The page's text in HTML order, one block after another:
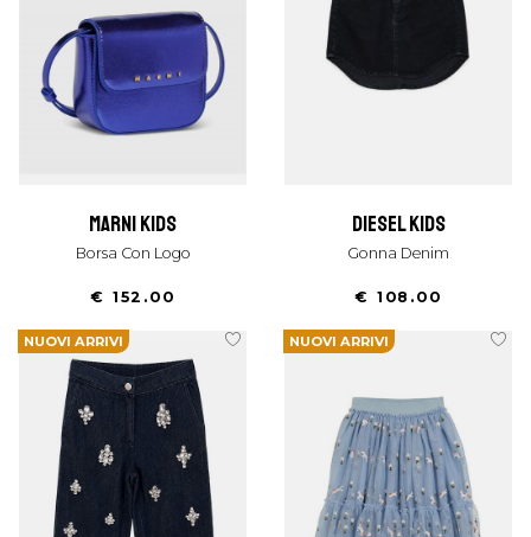
marni kids
Borsa Con Logo
€ 152.00
diesel kids
Gonna Denim
€ 108.00
NUOVI ARRIVI NUOVI ARRIVI